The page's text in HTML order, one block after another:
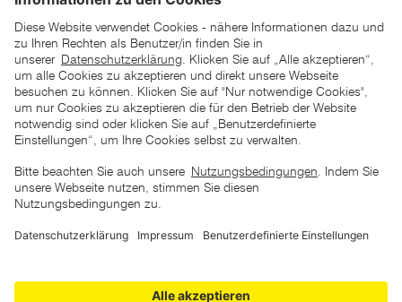
*der "statt"-Preis ist der niedrigste von uns in den letzten 30
Tagen vor Beginn dieser Aktion verlangte Preis
unter den UVP Preisen auf dieser Website sind die
zu verstehen
Copyright © 2026 ZGONC. Alle Rechte vorbehalten.